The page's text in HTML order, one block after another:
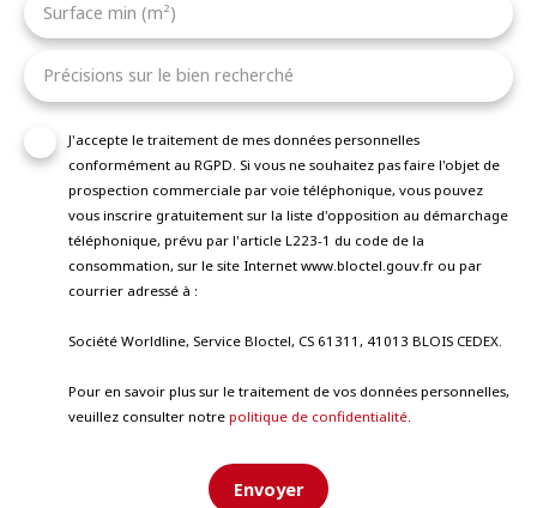
Surface min (m²)
Précisions sur le bien recherché
J'accepte le traitement de mes données personnelles
conformément au RGPD. Si vous ne souhaitez pas faire l'objet de
prospection commerciale par voie téléphonique, vous pouvez
vous inscrire gratuitement sur la liste d'opposition au démarchage
téléphonique, prévu par l'article L223-1 du code de la
consommation, sur le site Internet www.bloctel.gouv.fr ou par
courrier adressé à :
Société Worldline, Service Bloctel, CS 61311, 41013 BLOIS CEDEX.
Pour en savoir plus sur le traitement de vos données personnelles,
veuillez consulter notre politique de confidentialité.
Envoyer